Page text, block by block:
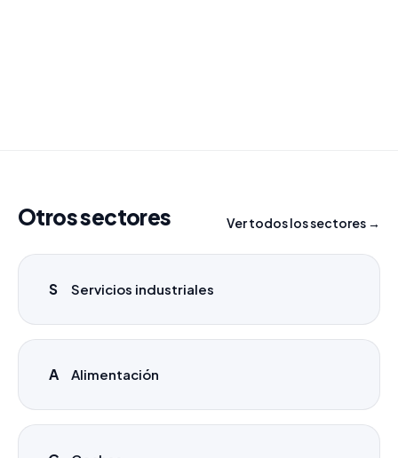
Otros sectores Ver todos los sectores →
S Servicios industriales
A Alimentación